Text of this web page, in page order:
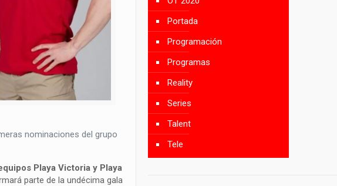
nominaciones del grupo
Playa Victoria y Playa
parte de la undécima gala
Portada
Programación
Programas
Reality
Series
Talent
Tele